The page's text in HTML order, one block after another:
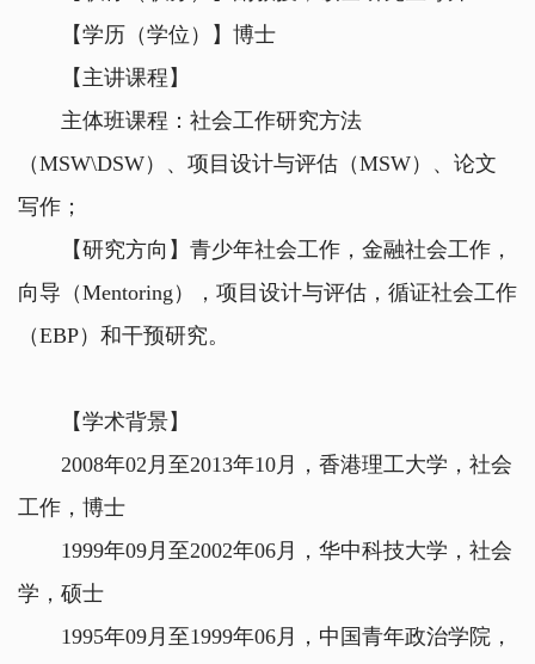
【学历（学位）】博士
【主讲课程】
主体班课程：社会工作研究方法
（MSW\DSW）、项目设计与评估（MSW）、论文
写作 ；
【研究方向】青少年社会工作，金融社会工作，
向导（Mentoring），项目设计与评估，循证社会工作
（EBP）和干预研究。
【学术背景】
2008年02月至2013年10月，香港理工大学，社会
工作，博士
1999年09月至2002年06月，华中科技大学，社会
学，硕士
1995年09月至1999年06月，中国青年政治学院，